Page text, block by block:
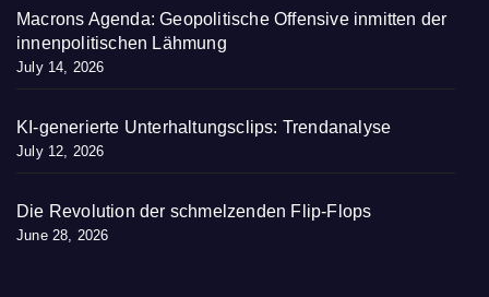
Macrons Agenda: Geopolitische Offensive inmitten der
innenpolitischen Lähmung
July 14, 2026
KI-generierte Unterhaltungsclips: Trendanalyse
July 12, 2026
Die Revolution der schmelzenden Flip-Flops
June 28, 2026